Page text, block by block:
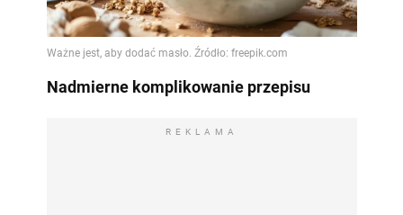
Nadmierne komplikowanie przepisu
REKLAMA